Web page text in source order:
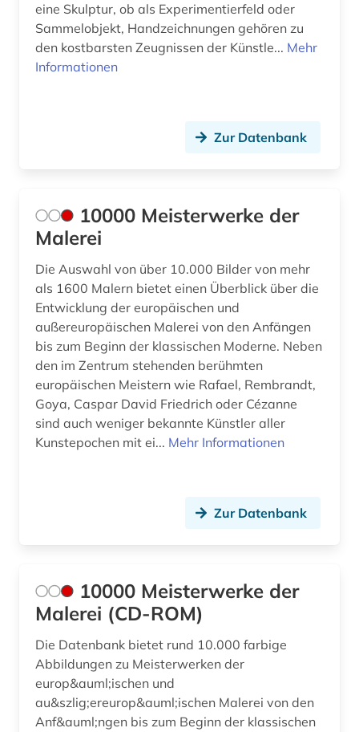
bildthema (1)
bildträger (1)
blauer reiter (2)
bodendenkmal (1)
bosch (1)
bosnien-herzegowina (1)
botticelli, sandro (1)
brandenburg (3)
theaterintendant; theaterregisseur; dramatiker;
brief (2)
briefsammlung (1)
brunelleschi (1)
brücke (1)
brückenbau (1)
eine Skulptur, ob als Experimentierfeld oder
Sammelobjekt, Handzeichnungen gehören zu
den kostbarsten Zeugnissen der Künstle... Mehr
Informationen
Zur Datenbank
10000 Meisterwerke der
Malerei
Die Auswahl von über 10.000 Bilder von mehr
als 1600 Malern bietet einen Überblick über die
Entwicklung der europäischen und
außereuropäischen Malerei von den Anfängen
bis zum Beginn der klassischen Moderne. Neben
den im Zentrum stehenden berühmten
europäischen Meistern wie Rafael, Rembrandt,
Goya, Caspar David Friedrich oder Cézanne
sind auch weniger bekannte Künstler aller
Kunstepochen mit ei... Mehr Informationen
Zur Datenbank
10000 Meisterwerke der
Malerei (CD-ROM)
Die Datenbank bietet rund 10.000 farbige
Abbildungen zu Meisterwerken der
europ&auml;ischen und
au&szlig;ereurop&auml;ischen Malerei von den
Anf&auml;ngen bis zum Beginn der klassischen